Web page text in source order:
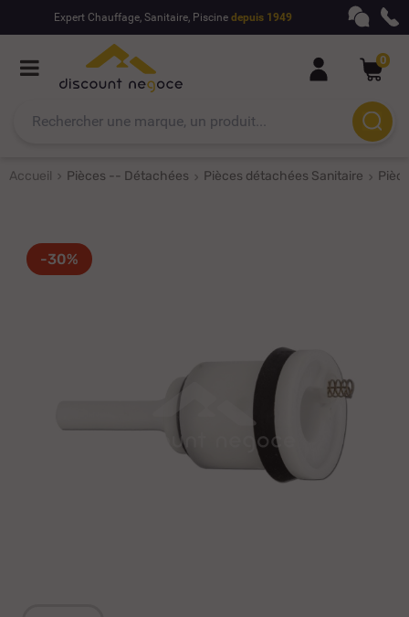
Expert Chauffage, Sanitaire, Piscine depuis 1949
0
Accueil Pièces -- Détachées Pièces détachées Sanitaire
-30%